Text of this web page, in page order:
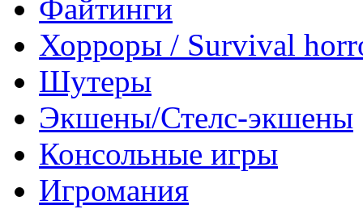
Файтинги
Хорроры / Survival
Шутеры
Экшены/Стелс-экшены
Консольные игры
Игромания